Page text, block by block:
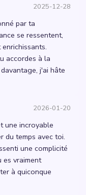
2025-12-28
par ta
se ressentent,
accordes à la
j'ai hâte
2026-01-20
une incroyable
du temps avec toi.
une complicité
es vraiment
à quiconque